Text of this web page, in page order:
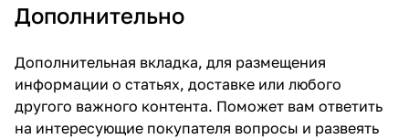
Дополнительно
Дополнительная вкладка, для размещения
информации о статьях, доставке или любого
другого важного контента. Поможет вам ответить
на интересующие покупателя вопросы и развеять